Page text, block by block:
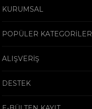
KURUMSAL
POPÜLER KATEGORİLER
ALIŞVERİŞ
DESTEK